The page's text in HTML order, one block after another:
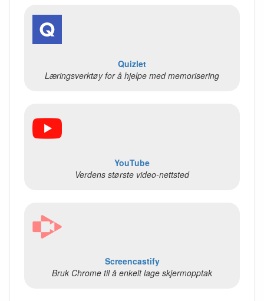
Quizlet
Læringsverktøy for å hjelpe med memorisering
YouTube
Verdens største video-nettsted
Screencastify
Bruk Chrome til å enkelt lage skjermopptak